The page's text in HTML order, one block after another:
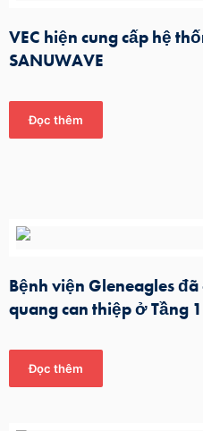
VEC hiện cung cấp hệ
SANUWAVE
Đọc thêm
Bệnh viện Gleneagles
quang can thiệp ở Tầng 1
Đọc thêm